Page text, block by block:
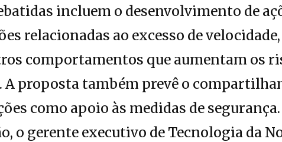
incluem o desenvolvimento de
relacionadas ao excesso de
comportamentos que aumentam os
proposta também prevê o
como apoio às medidas de segurança.
o gerente executivo de Tecnologia da